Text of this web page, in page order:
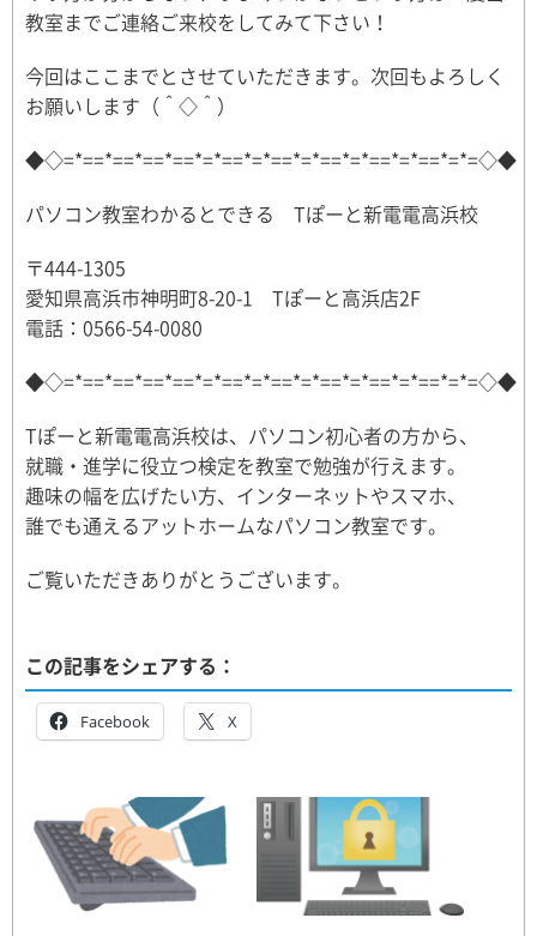
教室までご連絡ご来校をしてみて下さい！
今回はここまでとさせていただきます。次回もよろしく
お願いします（＾◇＾）
◆◇=*==*==*==*==*=*==*=*==*=*==*=*==*=*==*=*=◇◆
パソコン教室わかるとできる Tぽーと新電電高浜校
〒444-1305
愛知県高浜市神明町8-20-1 Tぽーと高浜店2F
電話：0566-54-0080
◆◇=*==*==*==*==*=*==*=*==*=*==*=*==*=*==*=*=◇◆
Tぽーと新電電高浜校は、パソコン初心者の方から、
就職・進学に役立つ検定を教室で勉強が行えます。
趣味の幅を広げたい方、インターネットやスマホ、
誰でも通えるアットホームなパソコン教室です。
ご覧いただきありがとうございます。
この記事をシェアする：
Facebook X